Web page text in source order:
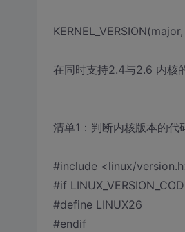
在同时支持2.4与2.6 内核
清单1：判断内核版本的代
#include <linux/
#if
#define LINUX26
#endif